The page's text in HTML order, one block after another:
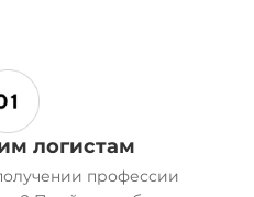
логистам
профессии